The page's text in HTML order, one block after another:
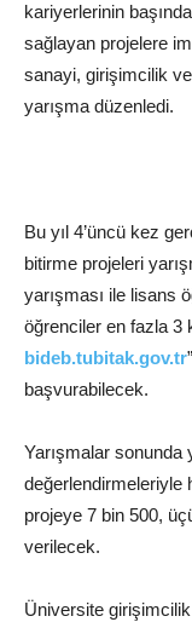
kariyerlerinin
sağlayan projelere
sanayi, girişimcilik
yarışma düzenledi.
Bu yıl 4’üncü kez
bitirme projeleri
yarışması ile lisans
öğrenciler en fazla 3
bideb.tubitak.gov.tr
başvurabilecek.
Yarışmalar sonunda
değerlendirmeleriyle
projeye 7 bin 500,
verilecek.
Üniversite